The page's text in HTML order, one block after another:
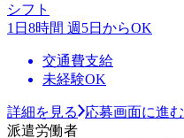
シフト
1日8時間 週5日からOK
交通費支給
未経験OK
詳細を見る
応募画面に進む
派遣労働者